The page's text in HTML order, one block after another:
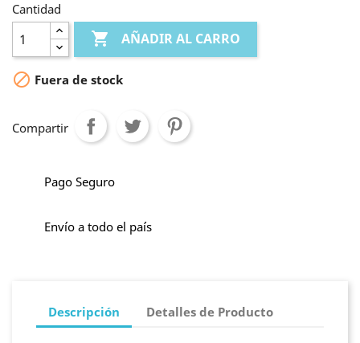
Cantidad
 AÑADIR AL CARRO
 Fuera de stock
Compartir
Pago Seguro
Envío a todo el país
Descripción Detalles de Producto